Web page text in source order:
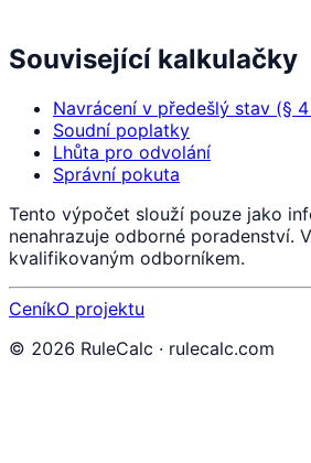
Související kalkulačky
Navrácení v předešlý stav (§
Soudní poplatky
Lhůta pro odvolání
Správní pokuta
Tento výpočet slouží pouze jako
nenahrazuje odborné poradenství.
kvalifikovaným odborníkem.
CeníkO projektu
© 2026 RuleCalc · rulecalc.com